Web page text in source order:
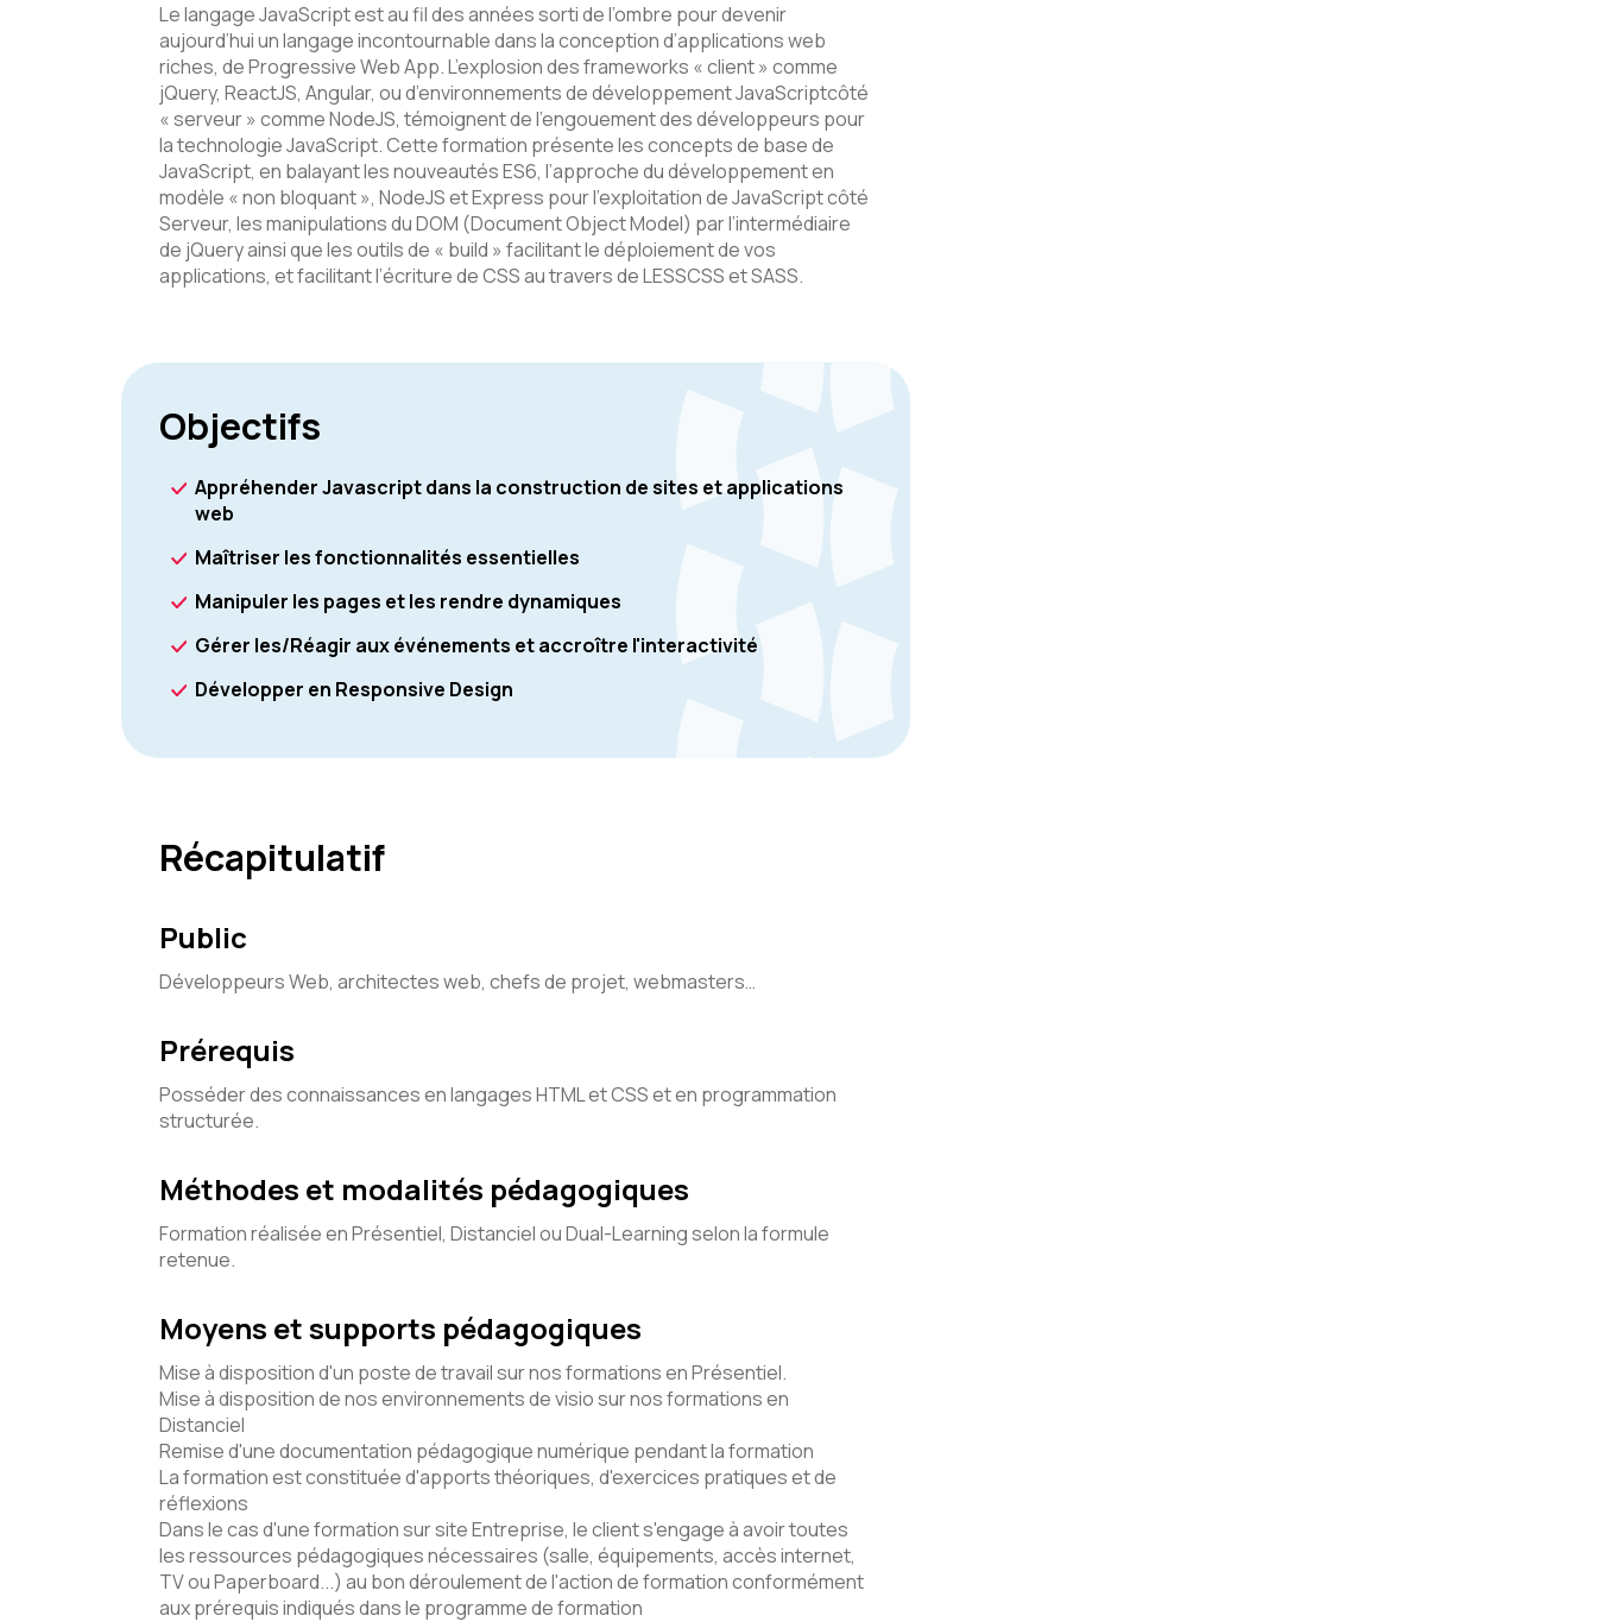
Le langage JavaScript est au fil des années sorti de l’ombre pour devenir
aujourd’hui un langage incontournable dans la conception d’applications web
riches, de Progressive Web App. L’explosion des frameworks « client » comme
jQuery, ReactJS, Angular, ou d’environnements de développement JavaScriptcôté
« serveur » comme NodeJS, témoignent de l’engouement des développeurs pour
la technologie JavaScript. Cette formation présente les concepts de base de
JavaScript, en balayant les nouveautés ES6, l’approche du développement en
modèle « non bloquant », NodeJS et Express pour l’exploitation de JavaScript côté
Serveur, les manipulations du DOM (Document Object Model) par l’intermédiaire
de jQuery ainsi que les outils de « build » facilitant le déploiement de vos
applications, et facilitant l’écriture de CSS au travers de LESSCSS et SASS.
Objectifs
Appréhender Javascript dans la construction de sites et applications
web
Maîtriser les fonctionnalités essentielles
Manipuler les pages et les rendre dynamiques
Gérer les/Réagir aux événements et accroître l'interactivité
Développer en Responsive Design
Récapitulatif
Public
Développeurs Web, architectes web, chefs de projet, webmasters…
Prérequis
Posséder des connaissances en langages HTML et CSS et en programmation
structurée.
Méthodes et modalités pédagogiques
Formation réalisée en Présentiel, Distanciel ou Dual-Learning selon la formule
retenue.
Moyens et supports pédagogiques
Mise à disposition d'un poste de travail sur nos formations en Présentiel.
Mise à disposition de nos environnements de visio sur nos formations en
Distanciel
Remise d'une documentation pédagogique numérique pendant la formation
La formation est constituée d'apports théoriques, d'exercices pratiques et de
réflexions
Dans le cas d'une formation sur site Entreprise, le client s'engage à avoir toutes
les ressources pédagogiques nécessaires (salle, équipements, accès internet,
TV ou Paperboard...) au bon déroulement de l'action de formation conformément
aux prérequis indiqués dans le programme de formation